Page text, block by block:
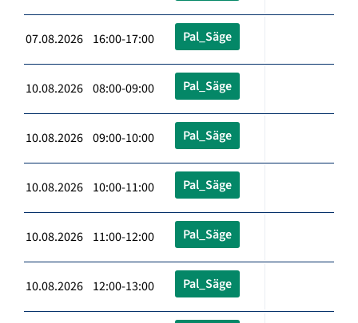
07.08.2026 16:00-17:00 Pal_Säge
10.08.2026 08:00-09:00 Pal_Säge
10.08.2026 09:00-10:00 Pal_Säge
10.08.2026 10:00-11:00 Pal_Säge
10.08.2026 11:00-12:00 Pal_Säge
10.08.2026 12:00-13:00 Pal_Säge